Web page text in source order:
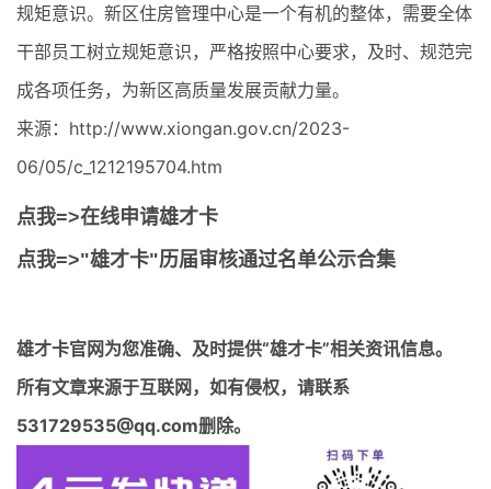
规矩意识。新区住房管理中心是一个有机的整体，需要全体
干部员工树立规矩意识，严格按照中心要求，及时、规范完
成各项任务，为新区高质量发展贡献力量。
来源：http://www.xiongan.gov.cn/2023-
06/05/c_1212195704.htm
点我=>在线申请雄才卡
点我=>"雄才卡"历届审核通过名单公示合集
雄才卡官网为您准确、及时提供“雄才卡”相关资讯信息。
所有文章来源于互联网，如有侵权，请联系
531729535@qq.com删除。